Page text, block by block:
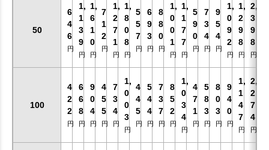
50
6
4
6
円
1,
1
3
9
円
1,
6
1
0
円
7
1
2
円
1,
2
7
1
円
1,
8
0
8
円
5
5
7
円
6
9
3
円
8
8
0
円
1,
0
0
1
円
1,
1
7
7
円
5
9
0
円
7
3
4
円
9
5
4
円
1,
0
9
2
円
1,
2
9
8
円
2,
3
9
8
円
100
4
2
2
円
6
6
8
円
9
0
4
円
4
5
5
円
7
3
4
円
1,
0
0
3
円
4
4
5
円
5
4
4
円
7
3
7
円
8
5
2
円
1,
0
3
4
円
4
7
1
円
5
8
3
円
8
0
3
円
9
4
0
円
1,
1
4
7
円
2,
2
7
4
円